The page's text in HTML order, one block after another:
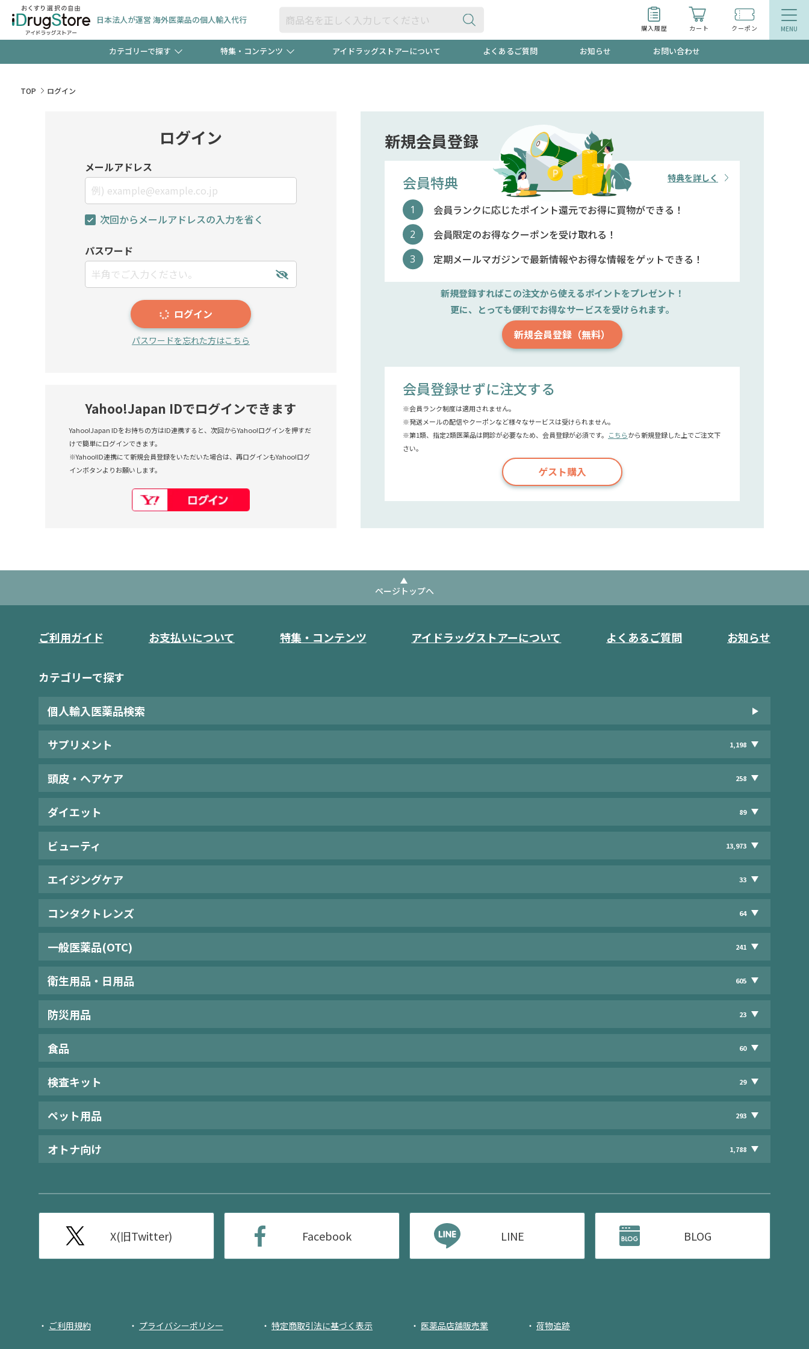
日本法人が運営 海外医薬品の個人輸入代行
購入履歴 カート クーポン
カテゴリーで探す
検査キット オトナ向け
特集・コンテンツ
新規登録で！今すぐ使えるクーポンプレゼント中！！ 当店スタッフが贈る音声プログラム
友だち大募集！限定クーポンも不定期配信
アイドラッグストアーについて よくあるご質問 お知らせ お問い合わせ
TOP ログイン
ログイン
メールアドレス
次回からメールアドレスの入力を省く
パスワード
ログイン
パスワードを忘れた方はこちら
Yahoo!Japan IDでログインできます
Yahoo!Japan IDをお持ちの方はID連携すると、次回からYahoo!ログインを押すだ
けで簡単にログインできます。
※Yahoo!ID連携にて新規会員登録をいただいた場合は、再ログインもYahoo!ログ
インボタンよりお願いします。
新規会員登録
会員特典
会員ランクに応じたポイント還元でお得に買物ができる！
会員限定のお得なクーポンを受け取れる！
定期メールマガジンで最新情報やお得な情報をゲットできる！
特典を詳しく
新規登録すればこの注文から使えるポイントをプレゼント！
更に、とっても便利でお得なサービスを受けられます。
新規会員登録（無料）
会員登録せずに注文する
※会員ランク制度は適用されません。
※発送メールの配信やクーポンなど様々なサービスは受けられません。
※第1類、指定2類医薬品は問診が必要なため、会員登録が必須です。 こちらから新規登録した上でご注文下
さい。
ゲスト購入
ページトップへ
ご利用ガイド お支払いについて 特集・コンテンツ アイドラッグストアーについて よくあるご質問 お知らせ
カテゴリーで探す
個人輸入医薬品検索
サプリメント 1,198
頭皮・ヘアケア 258
ダイエット 89
ビューティ 13,973
エイジングケア 33
コンタクトレンズ 64
一般医薬品(OTC) 241
衛生用品・日用品 605
防災用品 23
食品 60
検査キット 29
ペット用品 293
オトナ向け 1,788
X(旧Twitter) Facebook LINE BLOG
ご利用規約 プライバシーポリシー 特定商取引法に基づく表示 医薬品店舗販売業 荷物追跡